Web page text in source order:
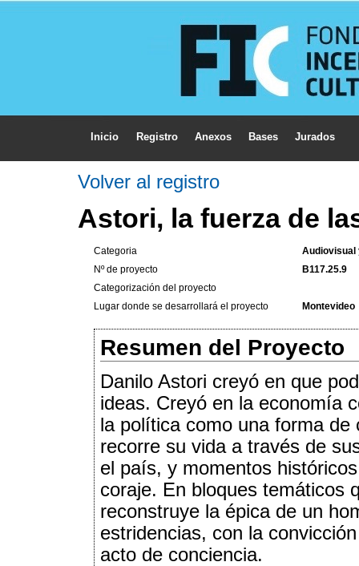
Inicio Registro Anexos Bases Jurados
Volver al registro
Astori, la fuerza de
Categoria
Audiovisual
Nº de proyecto
B117.25.9
Categorización del proyecto
Lugar donde se desarrollará el proyecto
Montevideo
Resumen del Proyecto
Danilo Astori creyó en que
ideas. Creyó en la economía
la política como una forma
recorre su vida a través de
el país, y momentos
coraje. En bloques temáticos
reconstruye la épica de un
estridencias, con la
acto de conciencia.